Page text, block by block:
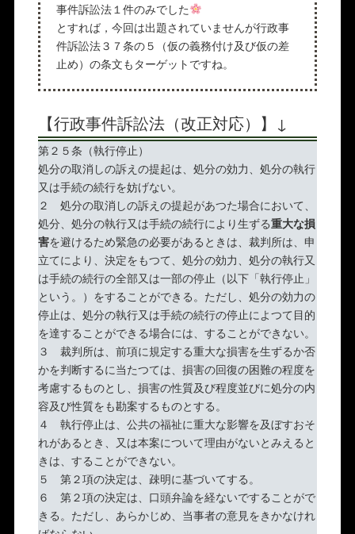
事件訴訟法１件のみでした
とすれば，今回は出題されていませんが行政事
件訴訟法３７条の５（仮の義務付け及び仮の差
止め）の条文もターゲットですね。
【行政事件訴訟法（改正対応）】↓
第２５条（執行停止）
処分の取消しの訴えの提起は、処分の効力、処分の執行
又は手続の続行を妨げない。
２ 処分の取消しの訴えの提起があつた場合において、
処分、処分の執行又は手続の続行により生ずる重大な損
害を避けるため緊急の必要があるときは、裁判所は、申
立てにより、決定をもつて、処分の効力、処分の執行又
は手続の続行の全部又は一部の停止（以下「執行停止」
という。）をすることができる。ただし、処分の効力の
停止は、処分の執行又は手続の続行の停止によつて目的
を達することができる場合には、することができない。
３ 裁判所は、前項に規定する重大な損害を生ずるか否
かを判断するに当たつては、損害の回復の困難の程度を
考慮するものとし、損害の性質及び程度並びに処分の内
容及び性質をも勘案するものとする。
４ 執行停止は、公共の福祉に重大な影響を及ぼすおそ
れがあるとき、又は本案について理由がないとみえると
きは、することができない。
５ 第２項の決定は、疎明に基づいてする。
６ 第２項の決定は、口頭弁論を経ないですることがで
きる。ただし、あらかじめ、当事者の意見をきかなけれ